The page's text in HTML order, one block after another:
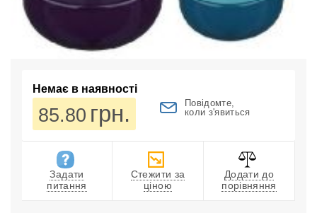
Немає в наявності
85.80 грн.
Повідомте,
коли з'явиться
Задати
питання
Стежити за
ціною
Додати до
порівняння